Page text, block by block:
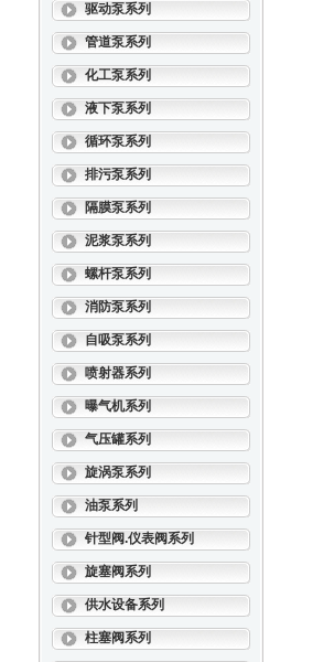
驱动泵系列
管道泵系列
化工泵系列
液下泵系列
循环泵系列
排污泵系列
隔膜泵系列
泥浆泵系列
螺杆泵系列
消防泵系列
自吸泵系列
喷射器系列
曝气机系列
气压罐系列
旋涡泵系列
油泵系列
针型阀.仪表阀系列
旋塞阀系列
供水设备系列
柱塞阀系列